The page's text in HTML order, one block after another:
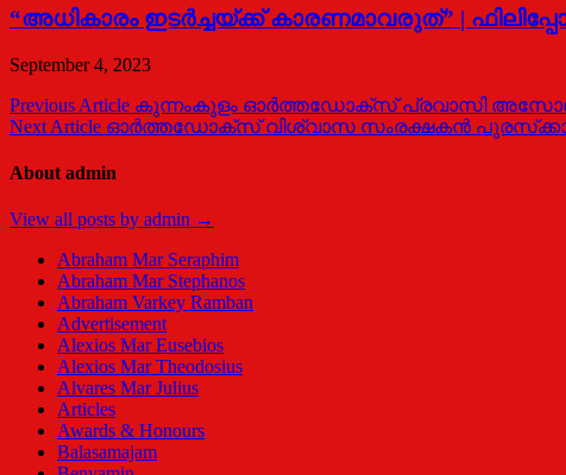
“അധികാരം ഇടര്‍ച്ചയ്ക്ക് കാരണമാവരുത്” |
September 4, 2023
Post
navigation
Previous Article കുന്നംകുളം ഓർത്തഡോക്സ് പ്രവാസി
Next Article ഓർത്തഡോക്സ്‌ വിശ്വാസ സംരക്ഷകൻ പുരസ്‌ക്കാരം
About admin
View all posts by admin →
Abraham Mar Seraphim
Abraham Mar Stephanos
Abraham Varkey Ramban
Advertisement
Alexios Mar Eusebios
Alexios Mar Theodosius
Alvares Mar Julius
Articles
Awards & Honours
Balasamajam